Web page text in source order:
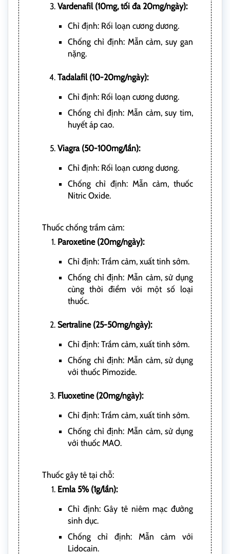
Vardenafil (10mg, tối đa 20mg/ngày):
Chỉ định: Rối loạn cương dương.
Chống chỉ định: Mẫn cảm, suy gan
nặng.
Tadalafil (10-20mg/ngày):
Chỉ định: Rối loạn cương dương.
Chống chỉ định: Mẫn cảm, suy tim,
huyết áp cao.
Viagra (50-100mg/lần):
Chỉ định: Rối loạn cương dương.
Chống chỉ định: Mẫn cảm, thuốc
Nitric Oxide.
Thuốc chống trầm cảm:
Paroxetine (20mg/ngày):
Chỉ định: Trầm cảm, xuất tinh sớm.
Chống chỉ định: Mẫn cảm, sử dụng
cùng thời điểm với một số loại
thuốc.
Sertraline (25-50mg/ngày):
Chỉ định: Trầm cảm, xuất tinh sớm.
Chống chỉ định: Mẫn cảm, sử dụng
với thuốc Pimozide.
Fluoxetine (20mg/ngày):
Chỉ định: Trầm cảm, xuất tinh sớm.
Chống chỉ định: Mẫn cảm, sử dụng
với thuốc MAO.
Thuốc gây tê tại chỗ:
Emla 5% (1g/lần):
Chỉ định: Gây tê niêm mạc đường
sinh dục.
Chống chỉ định: Mẫn cảm với
Lidocain.